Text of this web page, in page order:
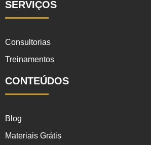
SERVIÇOS
Consultorias
Treinamentos
CONTEÚDOS
Blog
Materiais Grátis